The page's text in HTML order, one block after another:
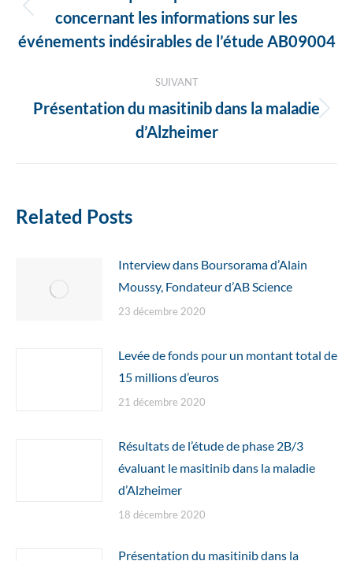
articles
Article
précédent
concernant les informations sur les
événements indésirables de l’étude AB09004
SUIVANT
Article
suivant
Présentation du masitinib dans la maladie
d’Alzheimer
Related Posts
Interview dans Boursorama d’Alain
Moussy, Fondateur d’AB Science
23 décembre 2020
Levée de fonds pour un montant total de
15 millions d’euros
21 décembre 2020
Résultats de l’étude de phase 2B/3
évaluant le masitinib dans la maladie
d’Alzheimer
18 décembre 2020
Présentation du masitinib dans la